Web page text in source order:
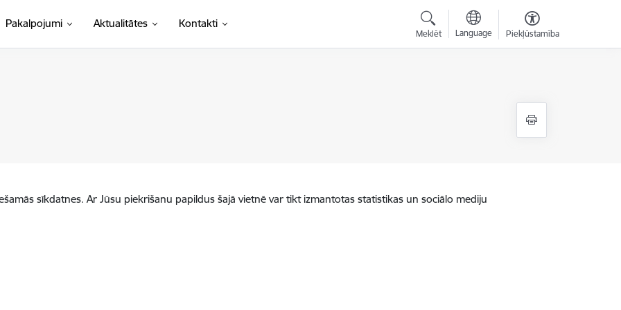
Pakalpojumi Aktualitātes Kontakti
Meklēt Language Piekļūstamība
sīkdatnes. Ar Jūsu piekrišanu papildus šajā vietnē var tikt izmantotas statistikas un sociālo mediju